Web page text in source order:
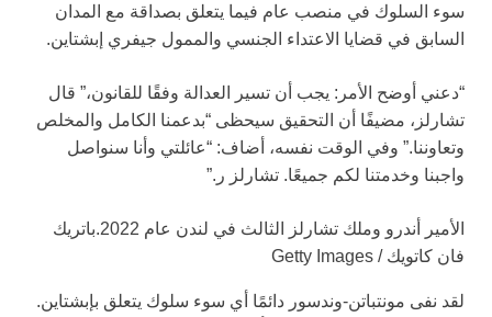
سوء السلوك في منصب عام فيما يتعلق بصداقة مع المدان
السابق في قضايا الاعتداء الجنسي والممول جيفري إبشتاين.
“دعني أوضح الأمر: يجب أن تسير العدالة وفقًا للقانون،” قال
تشارلز، مضيفًا أن التحقيق سيحظى “بدعمنا الكامل والمخلص
وتعاوننا.” وفي الوقت نفسه، أضاف: “عائلتي وأنا سنواصل
واجبنا وخدمتنا لكم جميعًا. تشارلز ر.”
الأمير أندرو وملك تشارلز الثالث في لندن عام 2022.
باتريك
فان كاتويك / Getty Images
لقد نفى مونتباتن-وندسور دائمًا أي سوء سلوك يتعلق بإبشتاين.